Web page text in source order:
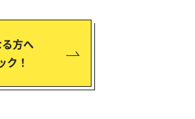
方へ
ク！